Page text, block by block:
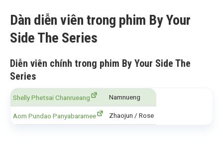
Dàn diễn viên trong phim By Your
Side The Series
Diễn viên chính trong phim By Your Side The
Series
Shelly Phetsai Chanrueang Namnueng
Aom Pundao Panyabaramee Zhaojun / Rose